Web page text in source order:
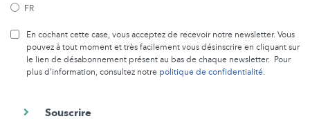
FR
En cochant cette case, vous acceptez de recevoir notre newsletter. Vous
pouvez à tout moment et très facilement vous désinscrire en cliquant sur
le lien de désabonnement présent au bas de chaque newsletter. Pour
plus d’information, consultez notre politique de confidentialité.